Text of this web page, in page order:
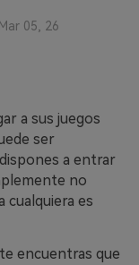
05, 26
a sus juegos
ser
a entrar
no
cualquiera es
encuentras que